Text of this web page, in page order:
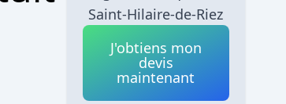
Saint-Hilaire-de-Riez
J'obtiens mon
devis
maintenant